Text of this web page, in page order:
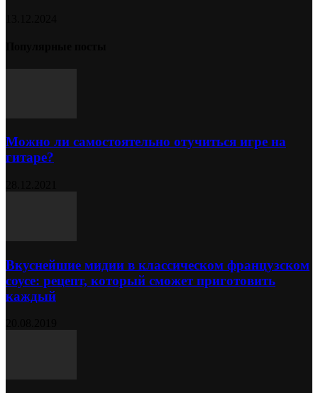
Можно ли самостоятельно отучиться игре на
гитаре?
Вкуснейшие мидии в классическом французском
соусе: рецепт, который сможет приготовить
каждый